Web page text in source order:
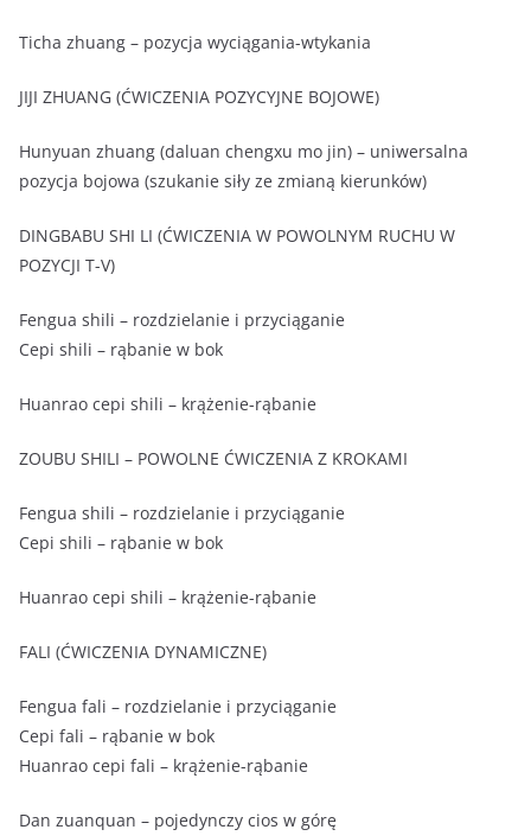
Ticha zhuang – pozycja wyciągania-wtykania
JIJI ZHUANG (ĆWICZENIA POZYCYJNE BOJOWE)
Hunyuan zhuang (daluan chengxu mo jin) – uniwersalna
pozycja bojowa (szukanie siły ze zmianą kierunków)
DINGBABU SHI LI (ĆWICZENIA W POWOLNYM RUCHU W
POZYCJI T-V)
Fengua shili – rozdzielanie i przyciąganie
Cepi shili – rąbanie w bok
Huanrao cepi shili – krążenie-rąbanie
ZOUBU SHILI – POWOLNE ĆWICZENIA Z KROKAMI
Fengua shili – rozdzielanie i przyciąganie
Cepi shili – rąbanie w bok
Huanrao cepi shili – krążenie-rąbanie
FALI (ĆWICZENIA DYNAMICZNE)
Fengua fali – rozdzielanie i przyciąganie
Cepi fali – rąbanie w bok
Huanrao cepi fali – krążenie-rąbanie
Dan zuanquan – pojedynczy cios w górę